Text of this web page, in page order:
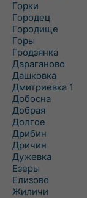
Горки
Городец
Городище
Горы
Гродзянка
Дараганово
Дашковка
Дмитриевка 1
Добосна
Добрая
Долгое
Дрибин
Дричин
Дужевка
Езеры
Елизово
Жиличи